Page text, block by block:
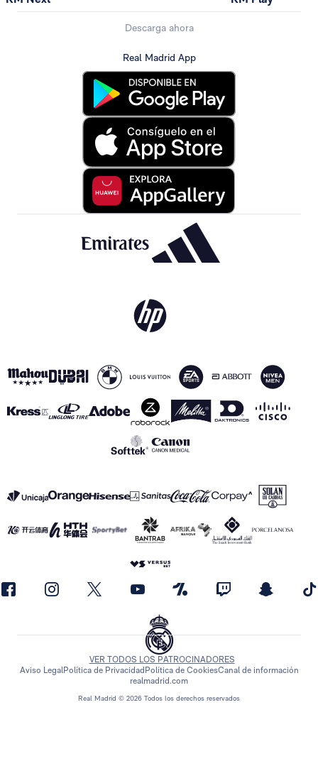
Descarga ahora
Real Madrid App
Real Madrid © 2026 Todos los derechos reservados
VER TODOS LOS PATROCINADORES
Aviso LegalPolítica de Privacidad Política de CookiesCanal de información
realmadrid.com